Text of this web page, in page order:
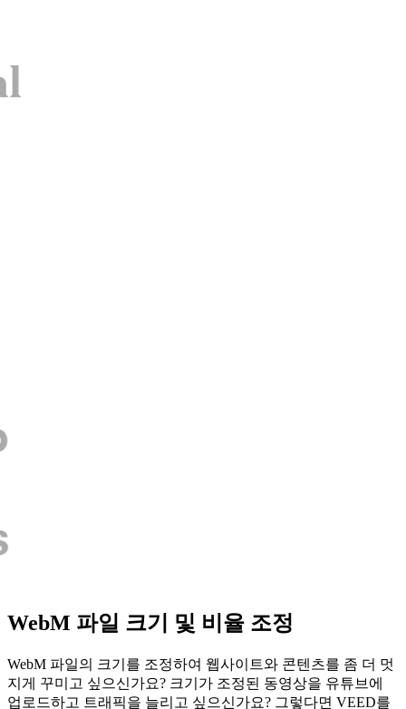
WebM 파일 크기 및 비율 조정
WebM 파일의 크기를 조정하여 웹사이트와 콘텐츠를 좀 더 멋
지게 꾸미고 싶으신가요? 크기가 조정된 동영상을 유튜브에
업로드하고 트래픽을 늘리고 싶으신가요? 그렇다면 VEED를